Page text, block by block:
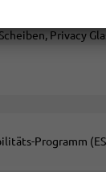
Privacy
Programm